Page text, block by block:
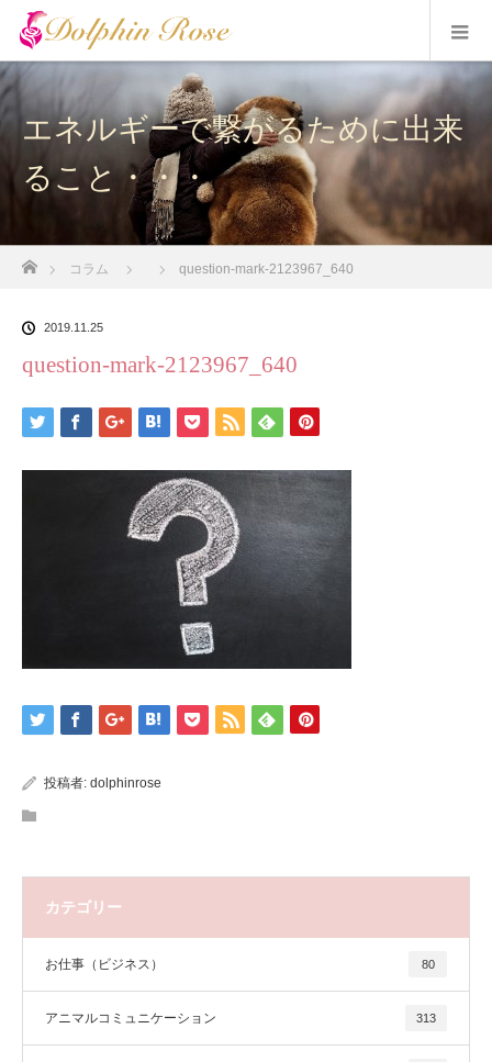
エネルギーで繋がるために出来
ること・・・
コラム question-mark-2123967_640
2019.11.25
question-mark-2123967_640
投稿者: dolphinrose
カテゴリー
お仕事（ビジネス） 80
アニマルコミュニケーション 313